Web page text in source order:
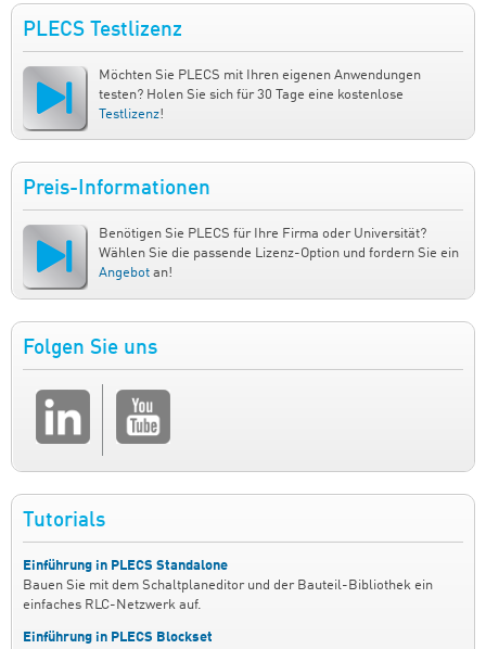
PLECS Testlizenz
Möchten Sie PLECS mit Ihren eigenen Anwendungen
testen? Holen Sie sich für 30 Tage eine kostenlose
Testlizenz!
Preis-Informationen
Benötigen Sie PLECS für Ihre Firma oder Universität?
Wählen Sie die passende Lizenz-Option und fordern Sie ein
Angebot an!
Folgen Sie uns
Tutorials
Einführung in PLECS Standalone
Bauen Sie mit dem Schaltplaneditor und der Bauteil-Bibliothek ein
einfaches RLC-Netzwerk auf.
Einführung in PLECS Blockset